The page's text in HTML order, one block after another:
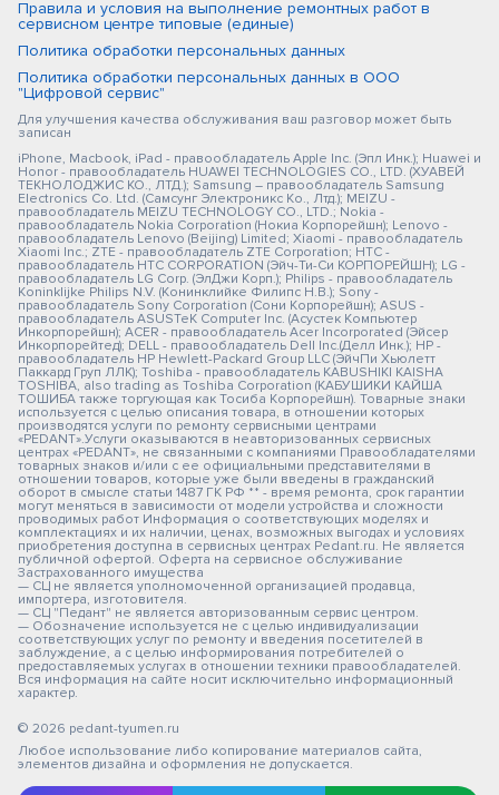
Правила и условия на выполнение ремонтных работ в
сервисном центре типовые (единые)
Политика обработки персональных данных
Политика обработки персональных данных в ООО
"Цифровой сервис"
Для улучшения качества обслуживания ваш разговор может быть
записан
iPhone, Macbook, iPad - правообладатель Apple Inc. (Эпл Инк.); Huawei и
Honor - правообладатель HUAWEI TECHNOLOGIES CO., LTD. (ХУАВЕЙ
ТЕКНОЛОДЖИС КО., ЛТД.); Samsung – правообладатель Samsung
Electronics Co. Ltd. (Самсунг Электроникс Ко., Лтд.); MEIZU -
правообладатель MEIZU TECHNOLOGY CO., LTD.; Nokia -
правообладатель Nokia Corporation (Нокиа Корпорейшн); Lenovo -
правообладатель Lenovo (Beijing) Limited; Xiaomi - правообладатель
Xiaomi Inc.; ZTE - правообладатель ZTE Corporation; HTC -
правообладатель HTC CORPORATION (Эйч-Ти-Си КОРПОРЕЙШН); LG -
правообладатель LG Corp. (ЭлДжи Корп.); Philips - правообладатель
Koninklijke Philips N.V. (Конинклийке Филипс Н.В.); Sony -
правообладатель Sony Corporation (Сони Корпорейшн); ASUS -
правообладатель ASUSTeK Computer Inc. (Асустек Компьютер
Инкорпорейшн); ACER - правообладатель Acer Incorporated (Эйсер
Инкорпорейтед); DELL - правообладатель Dell Inc.(Делл Инк.); HP -
правообладатель HP Hewlett-Packard Group LLC (ЭйчПи Хьюлетт
Паккард Груп ЛЛК); Toshiba - правообладатель KABUSHIKI KAISHA
TOSHIBA, also trading as Toshiba Corporation (КАБУШИКИ КАЙША
ТОШИБА также торгующая как Тосиба Корпорейшн). Товарные знаки
используется с целью описания товара, в отношении которых
производятся услуги по ремонту сервисными центрами
«PEDANT».Услуги оказываются в неавторизованных сервисных
центрах «PEDANT», не связанными с компаниями Правообладателями
товарных знаков и/или с ее официальными представителями в
отношении товаров, которые уже были введены в гражданский
оборот в смысле статьи 1487 ГК РФ ** - время ремонта, срок гарантии
могут меняться в зависимости от модели устройства и сложности
проводимых работ Информация о соответствующих моделях и
комплектациях и их наличии, ценах, возможных выгодах и условиях
приобретения доступна в сервисных центрах Pedant.ru. Не является
публичной офертой. Оферта на сервисное обслуживание
Застрахованного имущества
— СЦ не является уполномоченной организацией продавца,
импортера, изготовителя.
— СЦ "Педант" не является авторизованным сервис центром.
— Обозначение используется не с целью индивидуализации
соответствующих услуг по ремонту и введения посетителей в
заблуждение, а с целью информирования потребителей о
предоставляемых услугах в отношении техники правообладателей.
Вся информация на сайте носит исключительно информационный
характер.
© 2026 pedant-tyumen.ru
Любое использование либо копирование материалов сайта,
элементов дизайна и оформления не допускается.